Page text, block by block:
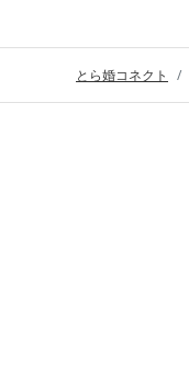
とら婚コネクト